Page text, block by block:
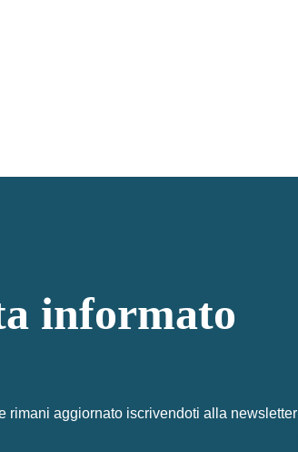
informato
rimani aggiornato iscrivendoti alla newsletter